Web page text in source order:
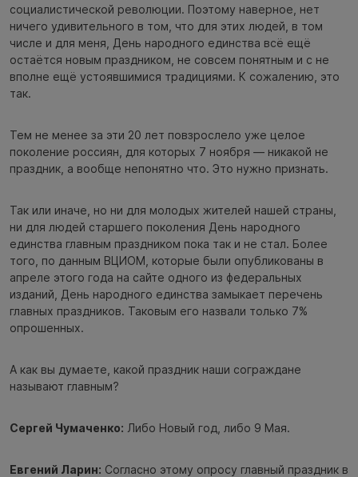
социалистической революции. Поэтому наверное, нет
ничего удивительного в том, что для этих людей, в том
числе и для меня, День народного единства всё ещё
остаётся новым праздником, не совсем понятным и с не
вполне ещё устоявшимися традициями. К сожалению, это
так.
Тем не менее за эти 20 лет повзрослело уже целое
поколение россиян, для которых 7 ноября — никакой не
праздник, а вообще непонятно что. Это нужно признать.
Так или иначе, но ни для молодых жителей нашей страны,
ни для людей старшего поколения День народного
единства главным праздником пока так и не стал. Более
того, по данным ВЦИОМ, которые были опубликованы в
апреле этого года на сайте одного из федеральных
изданий, День народного единства замыкает перечень
главных праздников. Таковым его назвали только 7%
опрошенных.
А как вы думаете, какой праздник наши сограждане
называют главным?
Сергей Чумаченко: Либо Новый год, либо 9 Мая.
Евгений Ларин: Согласно этому опросу главный праздник в